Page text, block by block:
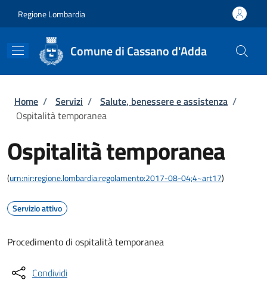
Regione Lombardia
Comune di Cassano d'Adda
Briciole di pane
Home / Servizi / Salute, benessere e assistenza /
Ospitalità temporanea
Ospitalità temporanea
(urn:nir:regione.lombardia:regolamento:2017-08-04;4~art17)
Servizio attivo
Procedimento di ospitalità temporanea
Condividi